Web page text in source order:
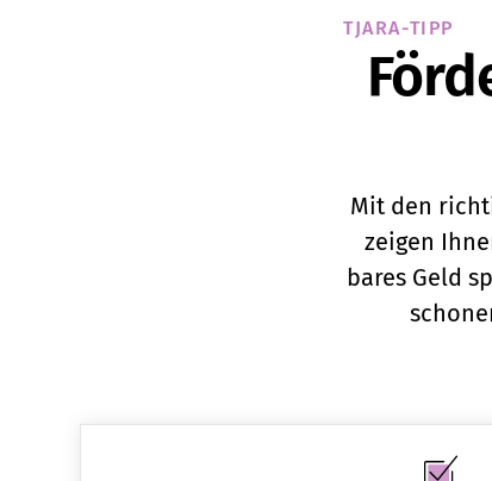
TJARA-TIPP
Mit den
zeigen
bares Geld